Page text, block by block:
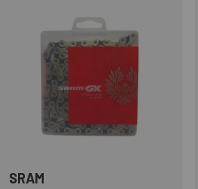
SRAM